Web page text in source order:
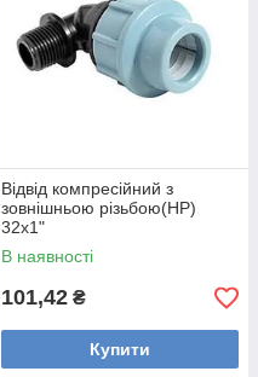
Відвід компресійний з
зовнішньою різьбою(НР)
32х1"
В наявності
101,42 ₴
Купити